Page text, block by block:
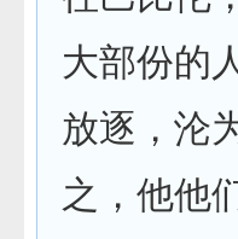
大部份的
放逐，沦
之，他他